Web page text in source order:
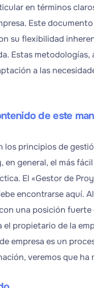
en términos
Este documento
su flexibilidad
Estas metodologías,
a las
de este
los principios de
general, el más
El «Gestor de
encontrarse aquí.
una posición fuerte
propietario de la
empresa es un
veremos que ha